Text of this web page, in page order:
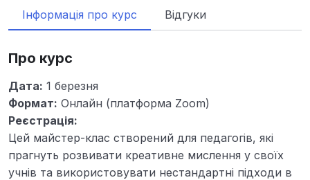
Інформація про курс Відгуки
Про курс
Дата: 1 березня
Формат: Онлайн (платформа Zoom)
Реєстрація:
Цей майстер-клас створений для педагогів, які
прагнуть розвивати креативне мислення у своїх
учнів та використовувати нестандартні підходи в